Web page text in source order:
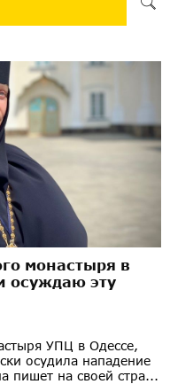
монастыря в
осуждаю эту
УПЦ в Одессе,
осудила нападение
пишет на своей стра...